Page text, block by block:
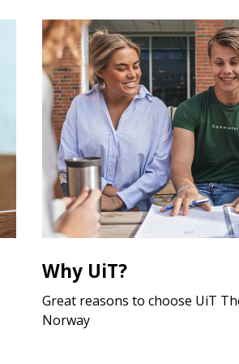
Why UiT?
Great reasons to choose UiT
Norway